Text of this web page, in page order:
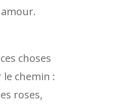
choses
chemin :
roses,